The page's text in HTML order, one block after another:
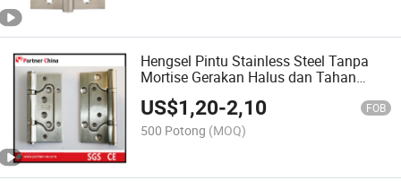
Hengsel Pintu Stainless Steel Tanpa
Mortise Gerakan Halus dan Tahan
Lama
US$1,20-2,10 FOB
500 Potong (MOQ)